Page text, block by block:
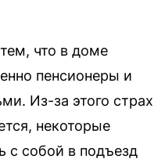
что в доме
пенсионеры и
Из-за этого страх
некоторые
собой в подъезд